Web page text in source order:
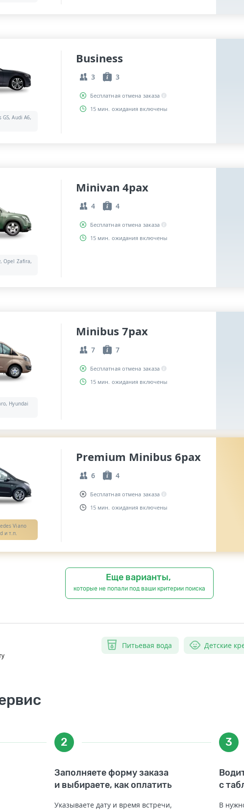
GS, Audi A6,
Business
3 3
Бесплатная отмена заказа
15 мин. ожидания включены
Opel Zafira,
Minivan 4pax
4 4
Бесплатная отмена заказа
15 мин. ожидания включены
Hyundai
Minibus 7pax
7 7
Бесплатная отмена заказа
15 мин. ожидания включены
Viano
и т.п.
Premium Minibus 6pax
6 4
Бесплатная отмена заказа
15 мин. ожидания включены
Еще варианты,
которые не попали под ваши критерии поиска
Питьевая вода Детские
2
Заполняете форму заказа
и выбираете, как оплатить
Указываете дату и время встречи,
3
с
В